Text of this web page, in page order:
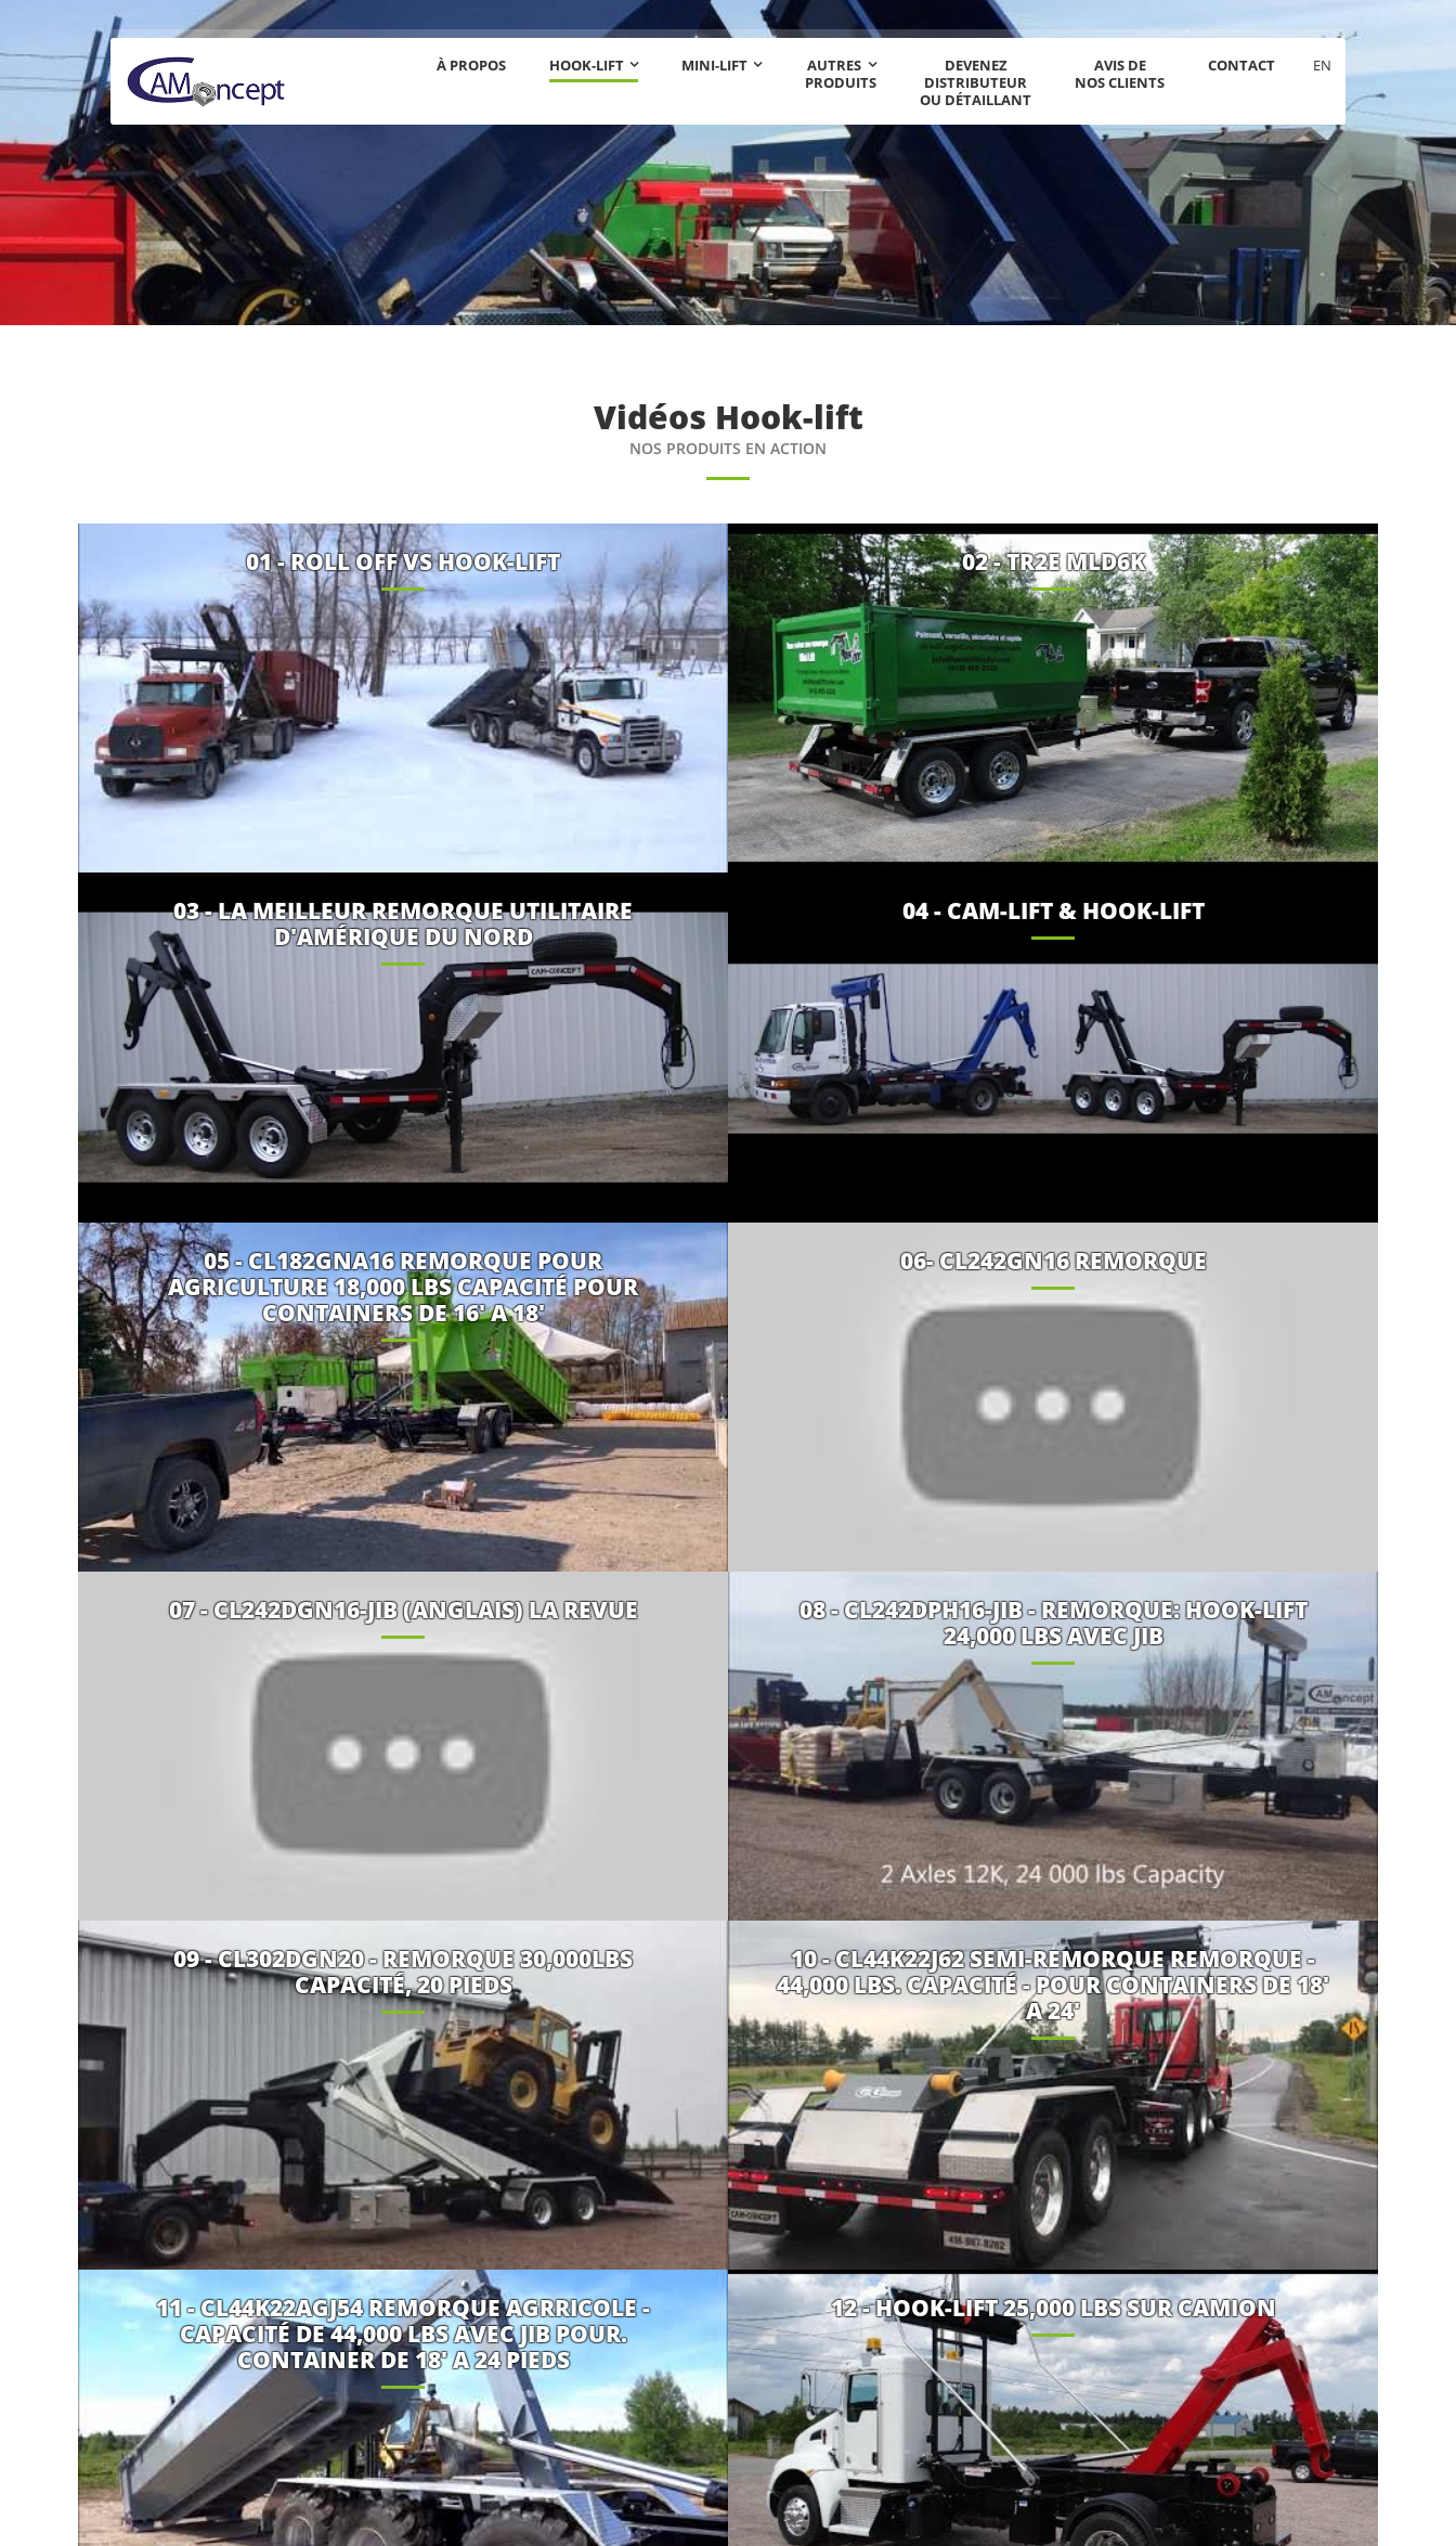
À PROPOS HOOK-LIFT MINI-LIFT
AUTRES
PRODUITS
DEVENEZ
DISTRIBUTEUR
OU DÉTAILLANT
AVIS DE
NOS CLIENTS
CONTACT EN
Vidéos Hook-lift
NOS PRODUITS EN ACTION
01 - ROLL OFF VS HOOK-LIFT 02 - TR2E MLD6K
03 - LA MEILLEUR REMORQUE UTILITAIRE
D'AMÉRIQUE DU NORD
04 - CAM-LIFT & HOOK-LIFT
05 - CL182GNA16 REMORQUE POUR
AGRICULTURE 18,000 LBS CAPACITÉ POUR
CONTAINERS DE 16' A 18'
06- CL242GN16 REMORQUE
07 - CL242DGN16-JIB (ANGLAIS) LA REVUE
08 - CL242DPH16-JIB - REMORQUE: HOOK-LIFT
24,000 LBS AVEC JIB
09 - CL302DGN20 - REMORQUE 30,000LBS
CAPACITÉ, 20 PIEDS
10 - CL44K22J62 SEMI-REMORQUE REMORQUE -
44,000 LBS. CAPACITÉ - POUR CONTAINERS DE 18'
A 24'
11 - CL44K22AGJ54 REMORQUE AGRRICOLE -
CAPACITÉ DE 44,000 LBS AVEC JIB POUR.
CONTAINER DE 18' A 24 PIEDS
12 - HOOK-LIFT 25,000 LBS SUR CAMION